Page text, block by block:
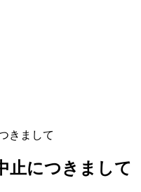
きまして
止につきまして